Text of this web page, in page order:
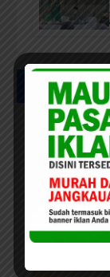
UCAPAN